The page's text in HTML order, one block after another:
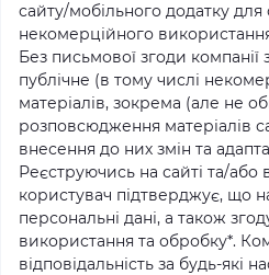
сайту/мобільного додатку для
некомерційного
Без письмової згоди компанії
публічне (в тому числі
матеріалів, зокрема (але не
розповсюдження матеріалів
внесення до них змін та
Реєструючись на сайті та/або
користувач підтверджує, що
персональні дані, а також
використання та обробку*.
відповідальність за будь-які